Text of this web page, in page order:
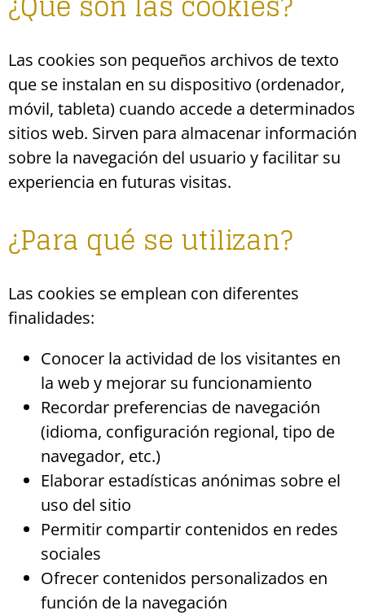
Las cookies son pequeños archivos de texto
que se instalan en su dispositivo (ordenador,
móvil, tableta) cuando accede a determinados
sitios web. Sirven para almacenar información
sobre la navegación del usuario y facilitar su
experiencia en futuras visitas.
¿Para qué se utilizan?
Las cookies se emplean con diferentes
finalidades:
Conocer la actividad de los visitantes en
la web y mejorar su funcionamiento
Recordar preferencias de navegación
(idioma, configuración regional, tipo de
navegador, etc.)
Elaborar estadísticas anónimas sobre el
uso del sitio
Permitir compartir contenidos en redes
sociales
Ofrecer contenidos personalizados en
función de la navegación